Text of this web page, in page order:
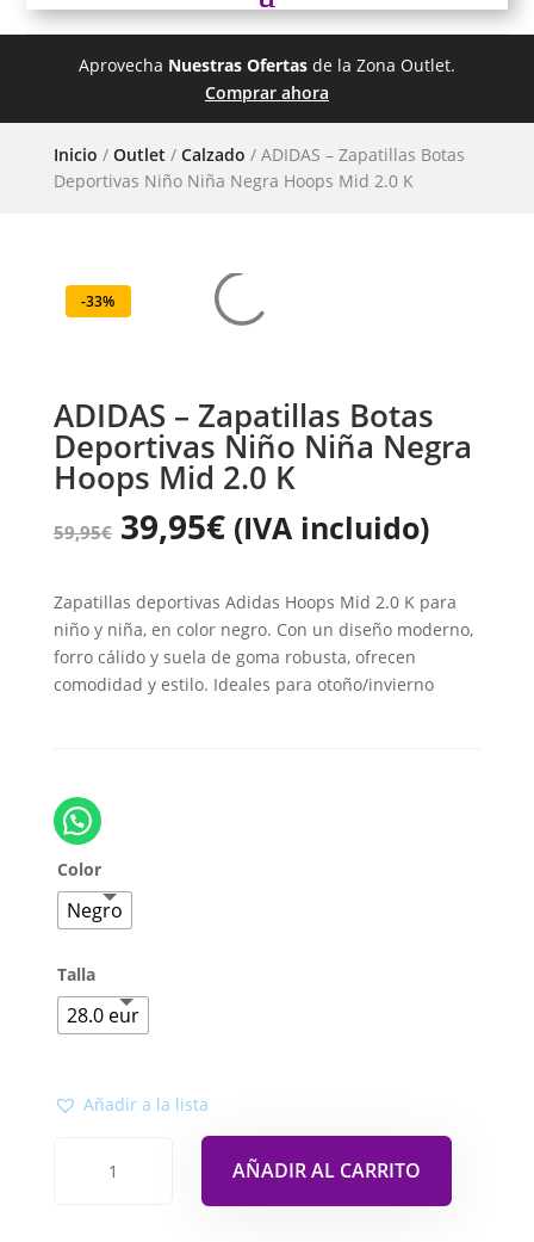
Aprovecha Nuestras Ofertasde la Zona Outlet.
Comprar ahora
Inicio / Outlet / Calzado / ADIDAS – Zapatillas Botas
Deportivas Niño Niña Negra Hoops Mid 2.0 K
-33%
ADIDAS – Zapatillas Botas
Deportivas Niño Niña Negra
Hoops Mid 2.0 K
59,95€ 39,95€ (IVA incluido)
Zapatillas deportivas Adidas Hoops Mid 2.0 K para
niño y niña, en color negro. Con un diseño moderno,
forro cálido y suela de goma robusta, ofrecen
comodidad y estilo. Ideales para otoño/invierno
Color
Negro
Talla
28.0 eur
Añadir a la lista
AÑADIR AL CARRITO